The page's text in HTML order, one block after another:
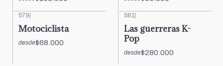
579|
Motociclista
desde$68.000
581 |
Las guerreras K-
Pop
desde$280.000